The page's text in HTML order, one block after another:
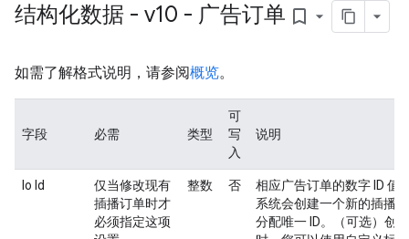
结构化数据 - v10 - 广告订单 bookmark_border
如需了解格式说明，请参阅概览。
字段 必需 类型
可
写
入
说明
Io Id
仅当修改现有
插播订单时才
必须指定这项
整数 否
相应广告订单的数字 ID 值
系统会创建一个新的插播
分配唯一 ID。（可选）创